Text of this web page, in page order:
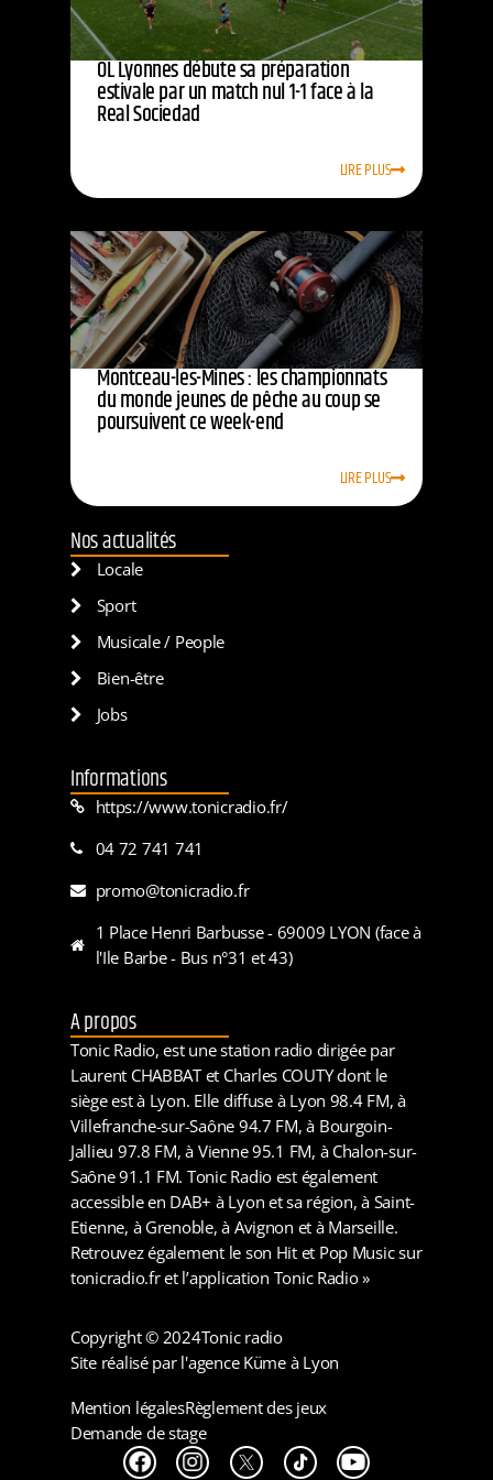
OL Lyonnes débute sa préparation
estivale par un match nul 1-1 face à la
Real Sociedad
LIRE PLUS
Montceau-les-Mines : les championnats
du monde jeunes de pêche au coup se
poursuivent ce week-end
LIRE PLUS
Nos actualités
Locale
Sport
Musicale / People
Bien-être
Jobs
Informations
https://www.tonicradio.fr/
04 72 741 741
promo@tonicradio.fr
1 Place Henri Barbusse - 69009 LYON (face à
l'Ile Barbe - Bus n°31 et 43)
A propos
Tonic Radio, est une station radio dirigée par
Laurent CHABBAT et Charles COUTY dont le
siège est à Lyon. Elle diffuse à Lyon 98.4 FM, à
Villefranche-sur-Saône 94.7 FM, à Bourgoin-
Jallieu 97.8 FM, à Vienne 95.1 FM, à Chalon-sur-
Saône 91.1 FM. Tonic Radio est également
accessible en DAB+ à Lyon et sa région, à Saint-
Etienne, à Grenoble, à Avignon et à Marseille.
Retrouvez également le son Hit et Pop Music sur
tonicradio.fr et l’application Tonic Radio »
Copyright © 2024Tonic radio
Site réalisé par l'agence Küme à Lyon
Mention légalesRèglement des jeux
Demande de stage